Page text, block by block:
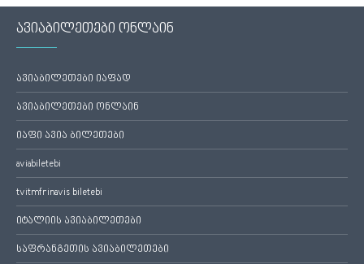
ავიაბილეთები ონლაინ
ავიაბილეთები იაფად
ავიაბილეთები ონლაინ
იაფი ავია ბილეთები
aviabiletebi
tvitmfrinavis biletebi
იტალიის ავიაბილეთები
საფრანგეთის ავიაბილეთები